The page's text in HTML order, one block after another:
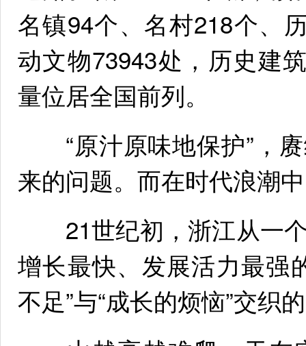
名镇94个、名村218个、
动文物73943处，历史建
量位居全国前列。
“原汁原味地保护”，赓
来的问题。而在时代浪潮
21世纪初，浙江从一个
增长最快、发展活力最强
不足”与“成长的烦恼”交织